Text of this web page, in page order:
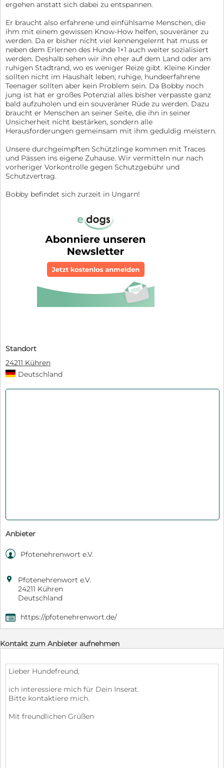
ergehen anstatt sich dabei zu entspannen.
Er braucht also erfahrene und einfühlsame Menschen, die
ihm mit einem gewissen Know-How helfen, souveräner zu
werden. Da er bisher nicht viel kennengelernt hat muss er
neben dem Erlernen des Hunde 1×1 auch weiter sozialisiert
werden. Deshalb sehen wir ihn eher auf dem Land oder am
ruhigen Stadtrand, wo es weniger Reize gibt. Kleine Kinder
sollten nicht im Haushalt leben; ruhige, hundeerfahrene
Teenager sollten aber kein Problem sein. Da Bobby noch
jung ist hat er großes Potenzial alles bisher verpasste ganz
bald aufzuholen und ein souveräner Rüde zu werden. Dazu
braucht er Menschen an seiner Seite, die ihn in seiner
Unsicherheit nicht bestärken, sondern alle
Herausforderungen gemeinsam mit ihm geduldig meistern.
Unsere durchgeimpften Schützlinge kommen mit Traces
und Pässen ins eigene Zuhause. Wir vermitteln nur nach
vorheriger Vorkontrolle gegen Schutzgebühr und
Schutzvertrag.
Bobby befindet sich zurzeit in Ungarn!
Standort
24211 Kühren
Deutschland
Anbieter
 Pfotenehrenwort e.V.

Pfotenehrenwort e.V.
24211 Kühren
Deutschland
, https://pfotenehrenwort.de/
Kontakt zum Anbieter aufnehmen